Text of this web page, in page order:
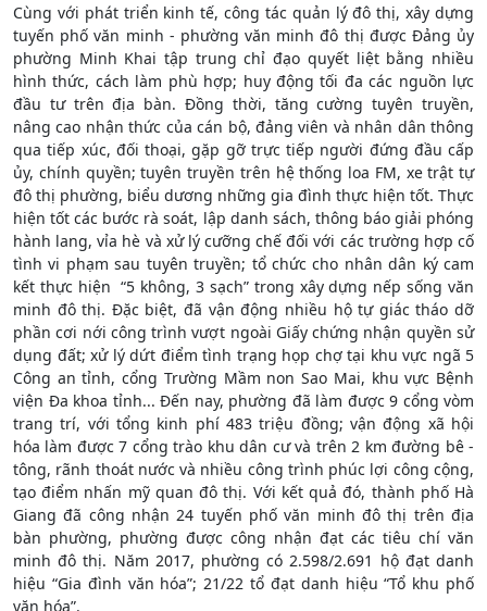
Cùng với phát triển kinh tế, công tác quản lý đô thị, xây dựng
tuyến phố văn minh - phường văn minh đô thị được Đảng ủy
phường Minh Khai tập trung chỉ đạo quyết liệt bằng nhiều
hình thức, cách làm phù hợp; huy động tối đa các nguồn lực
đầu tư trên địa bàn. Đồng thời, tăng cường tuyên truyền,
nâng cao nhận thức của cán bộ, đảng viên và nhân dân thông
qua tiếp xúc, đối thoại, gặp gỡ trực tiếp người đứng đầu cấp
ủy, chính quyền; tuyên truyền trên hệ thống loa FM, xe trật tự
đô thị phường, biểu dương những gia đình thực hiện tốt. Thực
hiện tốt các bước rà soát, lập danh sách, thông báo giải phóng
hành lang, vỉa hè và xử lý cưỡng chế đối với các trường hợp cố
tình vi phạm sau tuyên truyền; tổ chức cho nhân dân ký cam
kết thực hiện “5 không, 3 sạch” trong xây dựng nếp sống văn
minh đô thị. Đặc biệt, đã vận động nhiều hộ tự giác tháo dỡ
phần cơi nới công trình vượt ngoài Giấy chứng nhận quyền sử
dụng đất; xử lý dứt điểm tình trạng họp chợ tại khu vực ngã 5
Công an tỉnh, cổng Trường Mầm non Sao Mai, khu vực Bệnh
viện Đa khoa tỉnh... Đến nay, phường đã làm được 9 cổng vòm
trang trí, với tổng kinh phí 483 triệu đồng; vận động xã hội
hóa làm được 7 cổng trào khu dân cư và trên 2 km đường bê -
tông, rãnh thoát nước và nhiều công trình phúc lợi công cộng,
tạo điểm nhấn mỹ quan đô thị. Với kết quả đó, thành phố Hà
Giang đã công nhận 24 tuyến phố văn minh đô thị trên địa
bàn phường, phường được công nhận đạt các tiêu chí văn
minh đô thị. Năm 2017, phường có 2.598/2.691 hộ đạt danh
hiệu “Gia đình văn hóa”; 21/22 tổ đạt danh hiệu “Tổ khu phố
văn hóa”.